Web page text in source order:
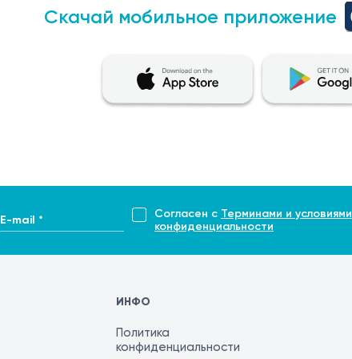
Скачай мобильное приложение
E-mail * Согласен с Терминами и условиями
конфиденциальности
ИНФО
Политика
конфиденциальности